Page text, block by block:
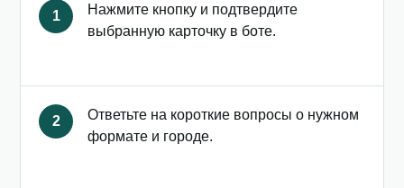
1
Нажмите кнопку и подтвердите
выбранную карточку в боте.
2
Ответьте на короткие вопросы о нужном
формате и городе.